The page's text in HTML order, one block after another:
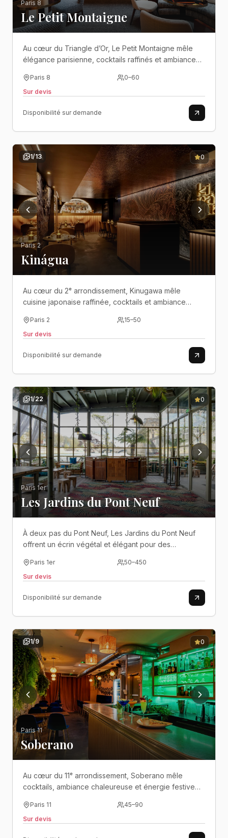
Paris 8
Le Petit Montaigne
Au cœur du Triangle d’Or, Le Petit Montaigne mêle
élégance parisienne, cocktails raffinés et ambiance
Paris 8 0–60
Sur devis
Disponibilité sur demande
1/13 0
Paris 2
Kinágua
Au cœur du 2ᵉ arrondissement, Kinugawa mêle
cuisine japonaise raffinée, cocktails et ambiance
Paris 2 15–50
Sur devis
Disponibilité sur demande
1/22 0
Paris 1er
Les Jardins du Pont Neuf
À deux pas du Pont Neuf, Les Jardins du Pont Neuf
offrent un écrin végétal et élégant pour des
Paris 1er 50–450
Sur devis
Disponibilité sur demande
1/9 0
Paris 11
Soberano
Au cœur du 11ᵉ arrondissement, Soberano mêle
cocktails, ambiance chaleureuse et énergie festive
Paris 11 45–90
Sur devis